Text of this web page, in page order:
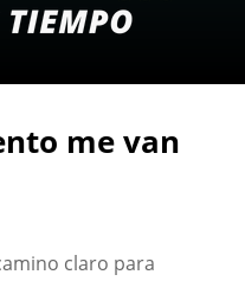
me van
claro para